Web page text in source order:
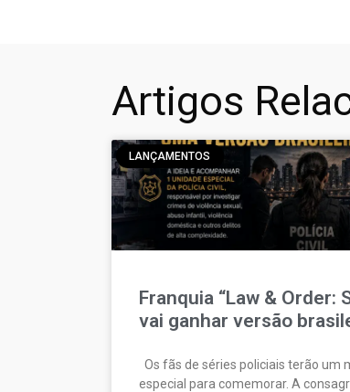
Artigos
LANÇAMENTOS
Franquia “Law & Order:
vai ganhar versão
Os fãs de séries policiais terão um
especial para comemorar. A